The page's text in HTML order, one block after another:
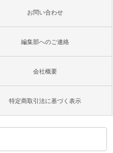
お問い合わせ
編集部へのご連絡
会社概要
特定商取引法に基づく表示